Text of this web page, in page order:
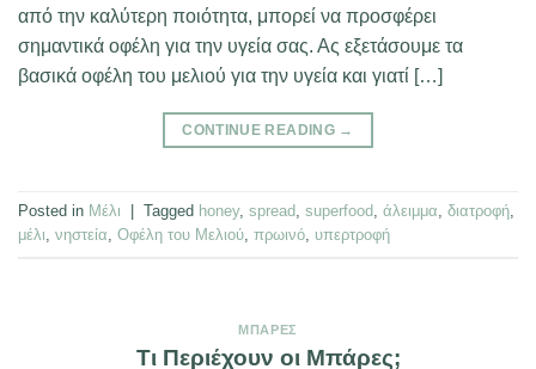
από την καλύτερη ποιότητα, μπορεί να προσφέρει
σημαντικά οφέλη για την υγεία σας. Ας εξετάσουμε τα
βασικά οφέλη του μελιού για την υγεία και γιατί […]
CONTINUE READING →
Posted in Μέλι Tagged honey, spread, superfood, άλειμμα, διατροφή,
μέλι, νηστεία, Οφέλη του Μελιού, πρωινό, υπερτροφή
ΜΠΆΡΕΣ
Τι Περιέχουν οι Μπάρες;